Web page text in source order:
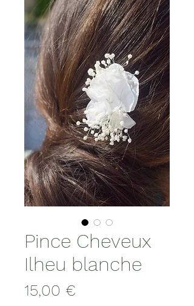
Pince Cheveux
Ilheu blanche
15,00 €